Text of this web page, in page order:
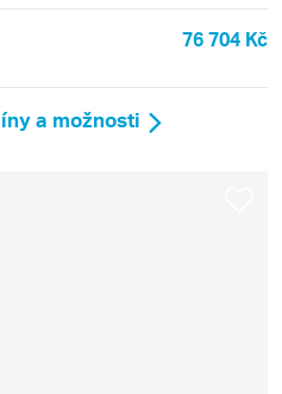
76 704 Kč
a možnosti